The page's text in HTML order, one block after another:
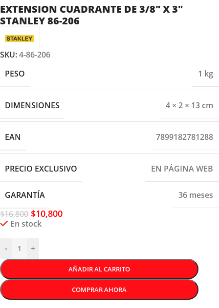
EXTENSION CUADRANTE DE 3/8″ X 3″
STANLEY 86-206
SKU:4-86-206
PESO
1 kg
DIMENSIONES 4 × 2 × 13 cm
EAN 7899182781288
PRECIO EXCLUSIVO EN PÁGINA WEB
GARANTÍA
36 meses
$16,800 $10,800
En stock
- +
AÑADIR AL CARRITO
COMPRAR AHORA